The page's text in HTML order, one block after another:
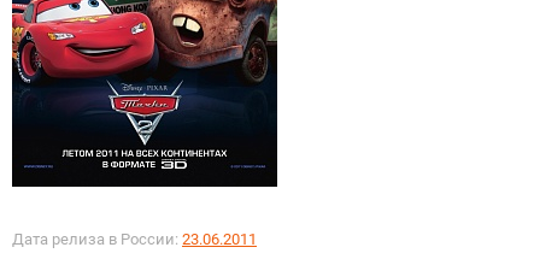
Дата релиза в России: 23.06.2011